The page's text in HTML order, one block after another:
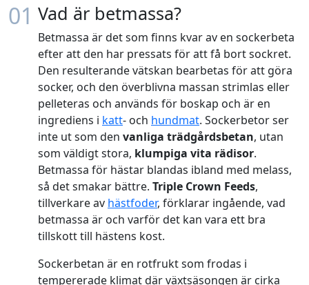
01 Vad är betmassa?
Betmassa är det som finns kvar av en sockerbeta
efter att den har pressats för att få bort sockret.
Den resulterande vätskan bearbetas för att göra
socker, och den överblivna massan strimlas eller
pelleteras och används för boskap och är en
ingrediens i katt- och hundmat. Sockerbetor ser
inte ut som den vanliga trädgårdsbetan, utan
som väldigt stora, klumpiga vita rädisor.
Betmassa för hästar blandas ibland med melass,
så det smakar bättre. Triple Crown Feeds,
tillverkare av hästfoder, förklarar ingående, vad
betmassa är och varför det kan vara ett bra
tillskott till hästens kost.
Sockerbetan är en rotfrukt som frodas i
tempererade klimat där växtsäsongen är cirka